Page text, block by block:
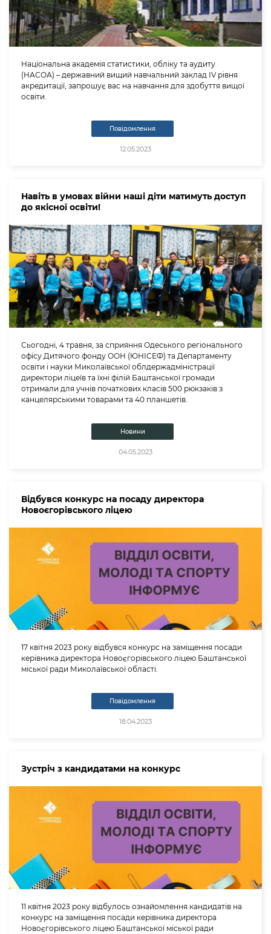
Національна академія статистики, обліку та аудиту
(НАСОА) – державний вищий навчальний заклад ІV рівня
акредитації, запрошує вас на навчання для здобуття вищої
освіти.
Повідомлення
12.05.2023
Навіть в умовах війни наші діти матимуть доступ
до якісної освіти!
Сьогодні, 4 травня, за сприяння Одеського регіонального
офісу Дитячого фонду ООН (ЮНІСЕФ) та Департаменту
освіти і науки Миколаївської облдержадміністрації
директори ліцеїв та їхні філій Баштанської громади
отримали для учнів початкових класів 500 рюкзаків з
канцелярськими товарами та 40 планшетів.
Новини
04.05.2023
Відбувся конкурс на посаду директора
Новоєгорівського ліцею
17 квітня 2023 року відбувся конкурс на заміщення посади
керівника директора Новоєгорівського ліцею Баштанської
міської ради Миколаївської області.
Повідомлення
18.04.2023
Зустріч з кандидатами на конкурс
11 квітня 2023 року відбулось ознайомлення кандидатів на
конкурс на заміщення посади керівника директора
Новоєгорівського ліцею Баштанської міської ради